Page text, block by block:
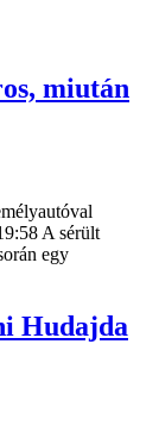
miután
A sérült
egy
Hudajda